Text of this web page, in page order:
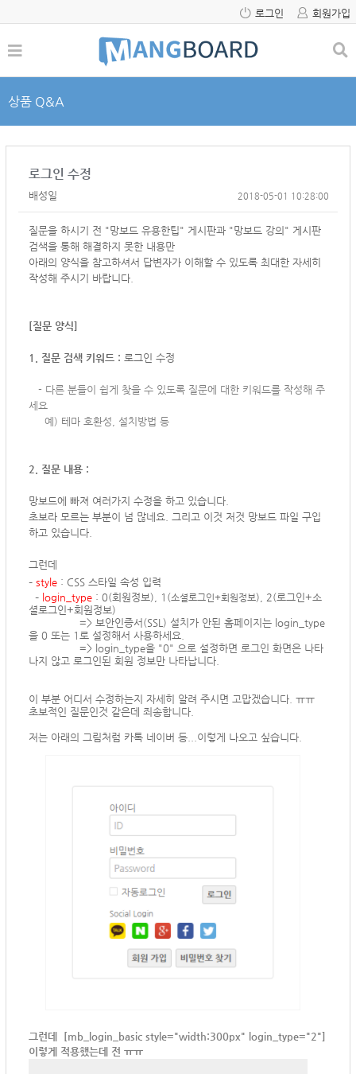
로그인 회원가입
상품 Q&A
로그인 수정
배성일 2018-05-01 10:28:00
질문을 하시기 전 "망보드 유용한팁" 게시판과 "망보드 강의" 게시판
검색을 통해 해결하지 못한 내용만
아래의 양식을 참고하셔서 답변자가 이해할 수 있도록 최대한 자세히
작성해 주시기 바랍니다.
[질문 양식]
1. 질문 검색 키워드 : 로그인 수정
- 다른 분들이 쉽게 찾을 수 있도록 질문에 대한 키워드를 작성해 주
세요
예) 테마 호환성, 설치방법 등
2. 질문 내용 :
망보드에 빠져 여러가지 수정을 하고 있습니다.
초보라 모르는 부분이 넘 많네요. 그리고 이것 저것 망보드 파일 구입
하고 있습니다.
그런데
– style : CSS 스타일 속성 입력
– login_type : 0(회원정보), 1(소셜로그인+회원정보) , 2(로그인+소
셜로그인+회원정보)
=> 보안인증서(SSL) 설치가 안된 홈페이지는 login_type
을 0 또는 1로 설정해서 사용하세요.
=> login_type을 "0" 으로 설정하면 로그인 화면은 나타
나지 않고 로그인된 회원 정보만 나타납니다.
이 부분 어디서 수정하는지 자세히 알려 주시면 고맙겠습니다. ㅠㅠ
초보적인 질문인것 같은데 죄송합니다.
저는 아래의 그림처럼 카톡 네이버 등...이렇게 나오고 싶습니다.
그런데 [mb_login_basic style="width:300px" login_type="2"]
이렇게 적용했는데 전 ㅠㅠ